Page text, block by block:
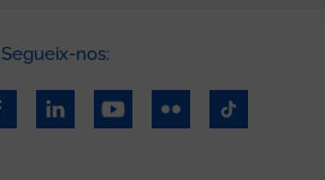
Segueix-nos: